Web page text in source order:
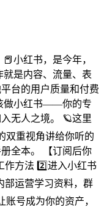
小红书，是今年，
是内容、流量、表
台的用户质量和付费
做小红书——你的专
无人之境。 🪐这里
双重视角讲给你听的
全本。 【订阅后你
作方法 2️⃣进入小红书
部运营学习资料，群
号成为你的资产，